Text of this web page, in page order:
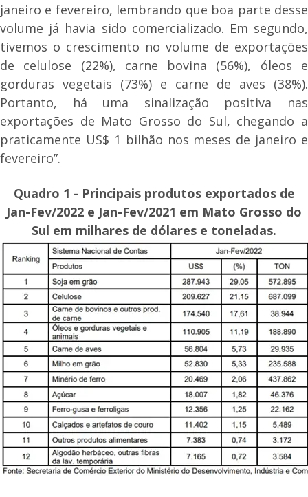
janeiro e fevereiro, lembrando que boa parte desse
volume já havia sido comercializado. Em segundo,
tivemos o crescimento no volume de exportações
de celulose (22%), carne bovina (56%), óleos e
gorduras vegetais (73%) e carne de aves (38%).
Portanto, há uma sinalização positiva nas
exportações de Mato Grosso do Sul, chegando a
praticamente US$ 1 bilhão nos meses de janeiro e
fevereiro”.
Quadro 1 - Principais produtos exportados de
Jan-Fev/2022 e Jan-Fev/2021 em Mato Grosso do
Sul em milhares de dólares e toneladas.